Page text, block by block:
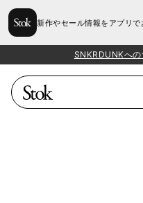
新作やセール情報をアプリで
SNKRDUNKへ